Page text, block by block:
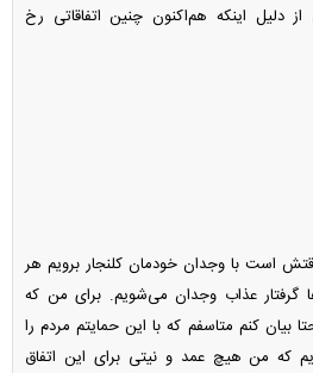
دلیل اینکه هم‌اکنون چنین اتفاقاتی رخ
است با وجدان خودمان کلنجار برویم هر
گرفتار عذاب وجدان می‌شویم. برای من که
کنم متاسفم که با این حمایتم مردم را
که من هیچ عمد و نیتی برای این اتفاق